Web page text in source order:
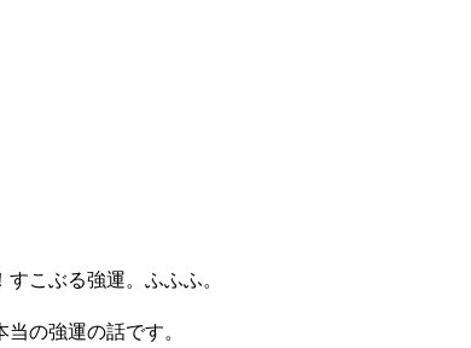
こぶる強運。ふふふ。
の強運の話です。